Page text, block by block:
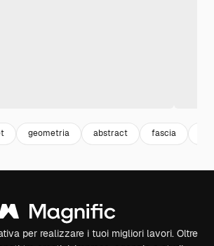
geometria abstract fascia
per realizzare i tuoi migliori lavori. Oltre